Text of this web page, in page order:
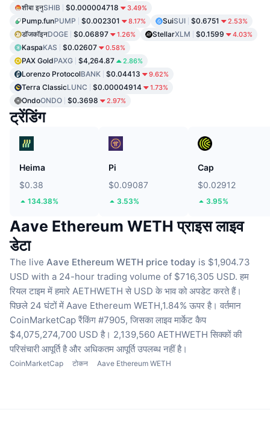
शीबा इनुSHIB $0.000004718 3.49%
Pump.funPUMP $0.002301 8.17% SuiSUI $0.6751 2.53%
डॉजकॉइनDOGE $0.06897 1.26% StellarXLM $0.1599 4.03%
KaspaKAS $0.02607 0.58%
PAX GoldPAXG $4,264.87 2.86%
Lorenzo ProtocolBANK $0.04413 9.62%
Terra ClassicLUNC $0.00004914 1.73%
OndoONDO $0.3698 2.97%
ट्रेंडिंग
Heima
$0.38
134.38%
Pi
$0.09087
3.53%
Cap
$0.02912
3.95%
Aave Ethereum WETH प्राइस लाइव
डेटा
The live Aave Ethereum WETH price today is $1,904.73
USD with a 24-hour trading volume of $716,305 USD. हम
रियल टाइम में हमारे AETHWETH से USD के भाव को अपडेट करते हैं।
पिछले 24 घंटों में Aave Ethereum WETH,1.84% ऊपर है। वर्तमान
CoinMarketCap रैंकिंग #7905, जिसका लाइव मार्केट कैप
$4,075,274,700 USD है। 2,139,560 AETHWETH सिक्कों की
परिसंचारी आपूर्ति है और अधिकतम आपूर्ति उपलब्ध नहीं है।
CoinMarketCap टोकन Aave Ethereum WETH